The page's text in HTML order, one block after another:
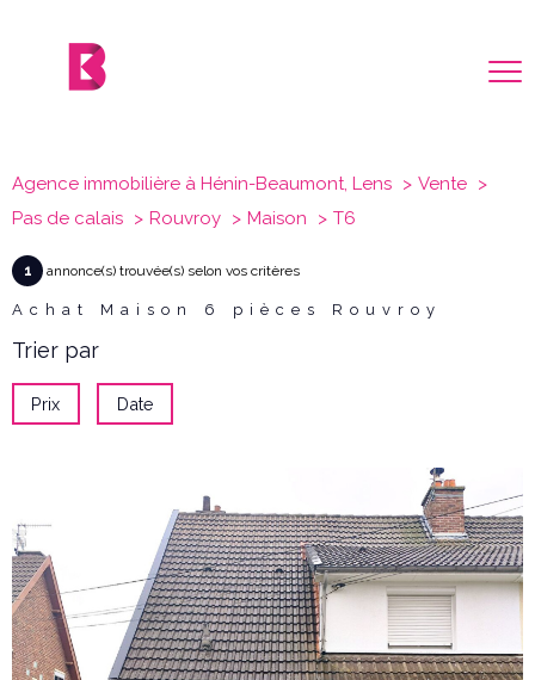
Agence immobilière à Hénin-Beaumont, Lens
Vente
Pas de calais
Rouvroy Maison T6
1 annonce(s) trouvée(s) selon vos critères
Achat Maison 6 pièces Rouvroy
Trier par
Prix Date